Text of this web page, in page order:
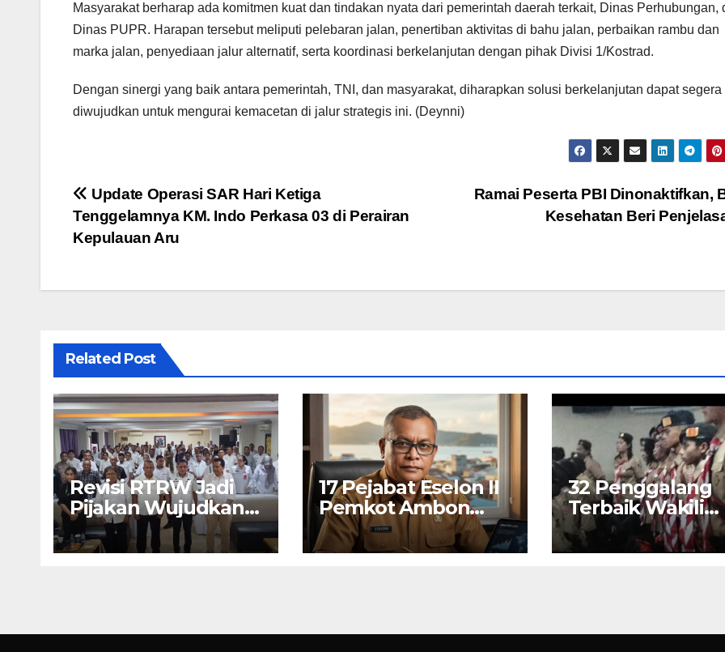
Masyarakat berharap ada komitmen kuat dan tindakan nyata dari pemerintah daerah terkait, Dinas Perhubungan,
Dinas PUPR. Harapan tersebut meliputi pelebaran jalan, penertiban aktivitas di bahu jalan, perbaikan rambu dan
marka jalan, penyediaan jalur alternatif, serta koordinasi berkelanjutan dengan pihak Divisi 1/Kostrad.
Dengan sinergi yang baik antara pemerintah, TNI, dan masyarakat, diharapkan solusi berkelanjutan dapat segera
diwujudkan untuk mengurai kemacetan di jalur strategis ini. (Deynni)
Navigasi
pos
Ramai Peserta PBI Dinonaktifkan,
Kesehatan Beri
Update Operasi SAR Hari Ketiga
Tenggelamnya KM. Indo Perkasa 03 di Perairan
Kepulauan Aru
Related Post
Revisi RTRW Jadi
Pijakan Wujudkan
Ambon Modern,
Nyaman dan
17 Pejabat Eselon II
Pemkot Ambon
Ikut PKN II 2026
32 Penggalang
Terbaik Wakili
Ambon di
Nasional